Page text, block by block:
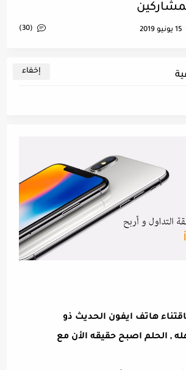
15 يونيو 2019 (30)
هاتف ايفون الحديث ذو
, الحلم اصبح حقيقه الأن مع